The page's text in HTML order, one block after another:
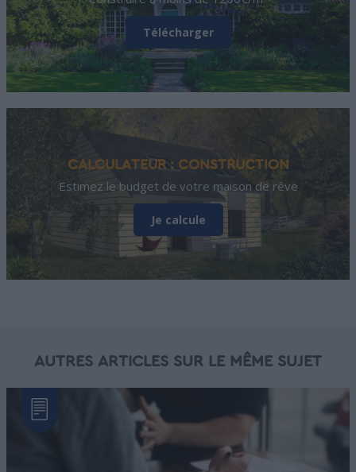
Télécharger
CALCULATEUR : CONSTRUCTION
Estimez le budget de votre maison de rêve
Je calcule
AUTRES ARTICLES SUR LE MÊME SUJET